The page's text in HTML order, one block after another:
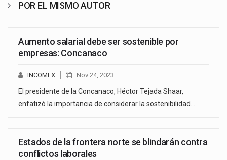
POR EL MISMO AUTOR
Aumento salarial debe ser sostenible por
empresas: Concanaco
INCOMEX Nov 24, 2023
El presidente de la Concanaco, Héctor Tejada Shaar,
enfatizó la importancia de considerar la sostenibilidad…
Estados de la frontera norte se blindarán contra
conflictos laborales